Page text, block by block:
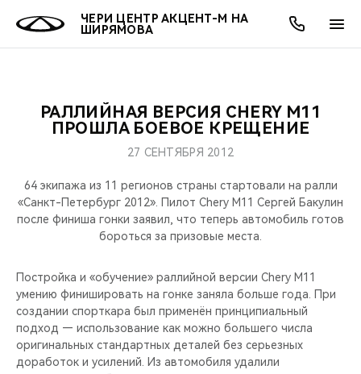
ЧЕРИ ЦЕНТР АКЦЕНТ-М НА
ШИРЯМОВА
МОДЕЛИ
КРОССОВЕРЫ
НОВИНКИ
ПОКУПАТЕЛЯМ
КРЕДИТ И СТРАХОВАНИЕ
ВЛАДЕЛЬЦАМ
ЗАПЧАСТИ И АКСЕССУАРЫ
CHERY CONNECT
МИР CHERY
О БРЕНДЕ
CHERY В СОЦСЕТЯХ
ЛЮДИ CHERY
CHERY REMOTE
АКЦИИ
ОНЛАЙН СЕРВИСЫ
КРЕДИТ
О КОМПАНИИ
МЫ В СОЦСЕТЯХ
РАЛЛИЙНАЯ ВЕРСИЯ CHERY M11
ПРОШЛА БОЕВОЕ КРЕЩЕНИЕ
27 СЕНТЯБРЯ 2012
64 экипажа из 11 регионов страны стартовали на ралли
«Санкт-Петербург 2012». Пилот Chery М11 Сергей Бакулин
после финиша гонки заявил, что теперь автомобиль готов
бороться за призовые места.
Постройка и «обучение» раллийной версии Chery M11
умению финишировать на гонке заняла больше года. При
создании спорткара был применён принципиальный
подход — использование как можно большего числа
оригинальных стандартных деталей без серьезных
доработок и усилений. Из автомобиля удалили